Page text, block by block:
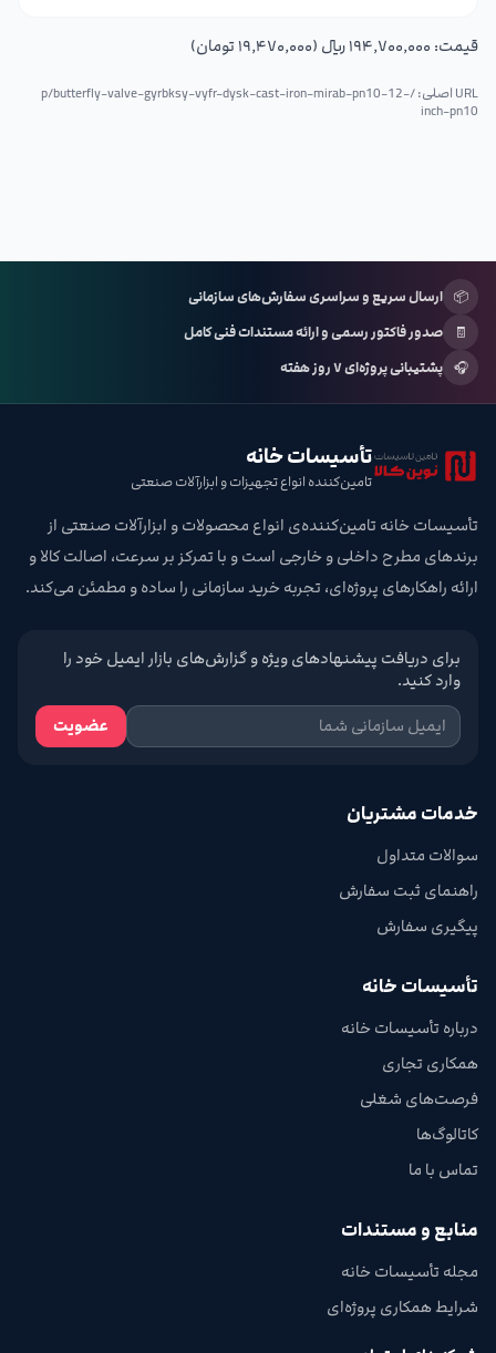
قیمت: ۱۹۴٬۷۰۰٬۰۰۰ ریال (۱۹٬۴۷۰٬۰۰۰ تومان)
URL اصلی: /p/
butterfly-valve-gyrbksy-vyfr-dysk-cast-iron-mirab-pn10-12-
inch-pn10
📦 ارسال سریع و سراسری سفارش‌های سازمانی
🧾
صدور فاکتور رسمی و ارائه مستندات فنی کامل
🎧 پشتیبانی پروژه‌ای ۷ روز هفته
تأسیسات خانه
تامین‌کننده انواع تجهیزات و ابزارآلات صنعتی
تأسیسات خانه تامین‌کننده‌ی انواع محصولات و ابزارآلات صنعتی از
برندهای مطرح داخلی و خارجی است و با تمرکز بر سرعت، اصالت کالا و
ارائه راهکارهای پروژه‌ای، تجربه خرید سازمانی را ساده و مطمئن می‌کند.
برای دریافت پیشنهادهای ویژه و گزارش‌های بازار ایمیل خود را
وارد کنید.
عضویت
خدمات مشتریان
سوالات متداول
راهنمای ثبت سفارش
پیگیری سفارش
تأسیسات خانه
درباره تأسیسات خانه
همکاری تجاری
فرصت‌های شغلی
کاتالوگ‌ها
تماس با ما
منابع و مستندات
مجله تأسیسات خانه
شرایط همکاری پروژه‌ای